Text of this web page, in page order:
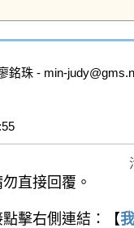
銘珠 - min-
日期： 2025-10-21  ( 星期二 )  07:55
直接回覆。
擊右側連結：【